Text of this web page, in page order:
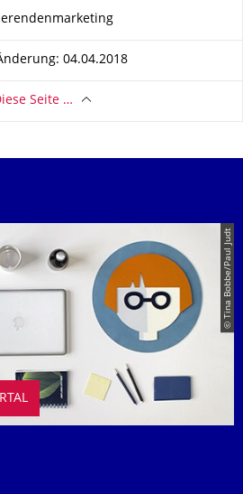
04.04.2018
Seite …
© Tina Bobbe/Paul Judt